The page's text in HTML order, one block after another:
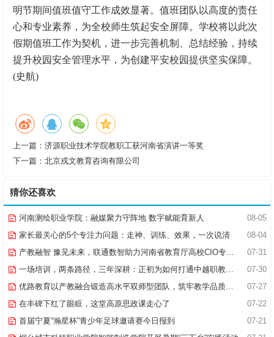
明节期间值班值守工作成效显著。值班团队以高度的责任
心和专业素养，为全校师生筑起安全屏障。学校将以此次
假期值班工作为契机，进一步完善机制、总结经验，持续
提升校园安全管理水平，为创建平安校园提供坚实保障。
(史航)
上一篇： 济源职业技术学院教职工获河南省演讲一等奖
下一篇： 北京戎文教育咨询有限公司
猜你还喜欢
08-05
河南测绘职业学院：融媒聚力守阵地 数字赋能育新人
08-04
家长最关心的5个专注力问题：走神、训练、效果，一次说清
07-31
产教融智 豫见未来，联通数智助力河南省教育厅高校CIO专题研究班共探AI赋能高等教育新路径
07-30
一场培训，两条路径，三年深耕：正初为如何打通中越职教合作的“最后一公里”
07-27
优路教育以产教融合锻造高水平双师型团队，筑牢教学品质基石
07-22
在丰碑下红了眼眶，这堂高原思政课走心了
07-21
首届宁夏“瀚星杯”青少年足球邀请赛今日报到